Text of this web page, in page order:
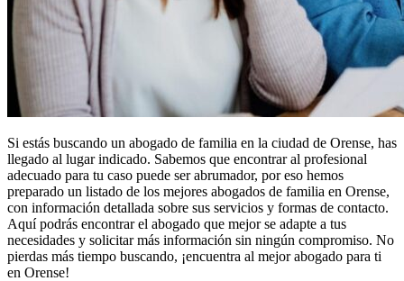
Si estás buscando un abogado de familia en la ciudad de Orense, has
llegado al lugar indicado. Sabemos que encontrar al profesional
adecuado para tu caso puede ser abrumador, por eso hemos
preparado un listado de los mejores abogados de familia en Orense,
con información detallada sobre sus servicios y formas de contacto.
Aquí podrás encontrar el abogado que mejor se adapte a tus
necesidades y solicitar más información sin ningún compromiso. No
pierdas más tiempo buscando, ¡encuentra al mejor abogado para ti
en Orense!